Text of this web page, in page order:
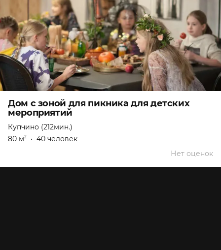
Дом с зоной для пикника для детских
мероприятий
Купчино (212мин.)
80 м2 • 40 человек
Нет оценок